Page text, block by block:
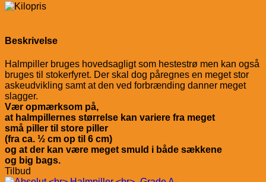
Beskrivelse
Halmpiller bruges hovedsagligt som hestestrø men kan også
bruges til stokerfyret. Der skal dog påregnes en meget stor
askeudvikling samt at den ved forbrænding danner meget
slagger.
Vær opmærksom på,
at halmpillernes størrelse kan variere fra meget
små piller til store piller
(fra ca. ½ cm op til 6 cm)
og at der kan være meget smuld i både sækkene
og big bags.
Tilbud